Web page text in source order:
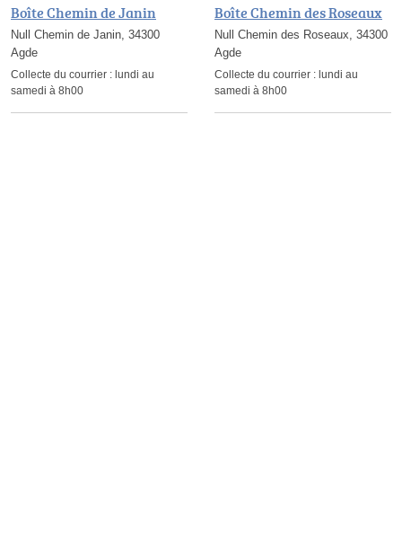
Boîte Chemin de Janin
Null Chemin de Janin, 34300
Agde
Collecte du courrier : lundi au
samedi à 8h00
Boîte Chemin des Roseaux
Null Chemin des Roseaux, 34300
Agde
Collecte du courrier : lundi au
samedi à 8h00